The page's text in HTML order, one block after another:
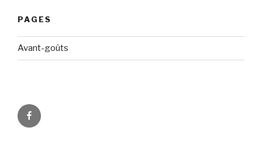
PAGES
Avant-goûts
Circadismes
sur